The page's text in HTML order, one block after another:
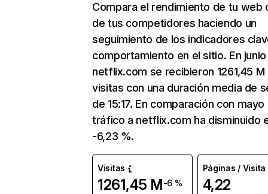
Compara el rendimiento de tu web
de tus competidores haciendo un
seguimiento de los indicadores
comportamiento en el sitio. En junio
netflix.com se recibieron 1261,45 M
visitas con una duración media de
de 15:17. En comparación con mayo
tráfico a netflix.com ha disminuido
-6,23 %.
Visitas
1261,45 M-6 %
Páginas / Visita
4,22